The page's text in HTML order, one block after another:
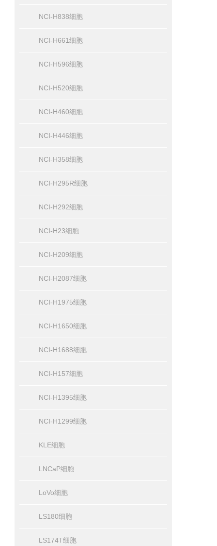
NCI-H838细胞
NCI-H661细胞
NCI-H596细胞
NCI-H520细胞
NCI-H460细胞
NCI-H446细胞
NCI-H358细胞
NCI-H295R细胞
NCI-H292细胞
NCI-H23细胞
NCI-H209细胞
NCI-H2087细胞
NCI-H1975细胞
NCI-H1650细胞
NCI-H1688细胞
NCI-H157细胞
NCI-H1395细胞
NCI-H1299细胞
KLE细胞
LNCaP细胞
LoVo细胞
LS180细胞
LS174T细胞